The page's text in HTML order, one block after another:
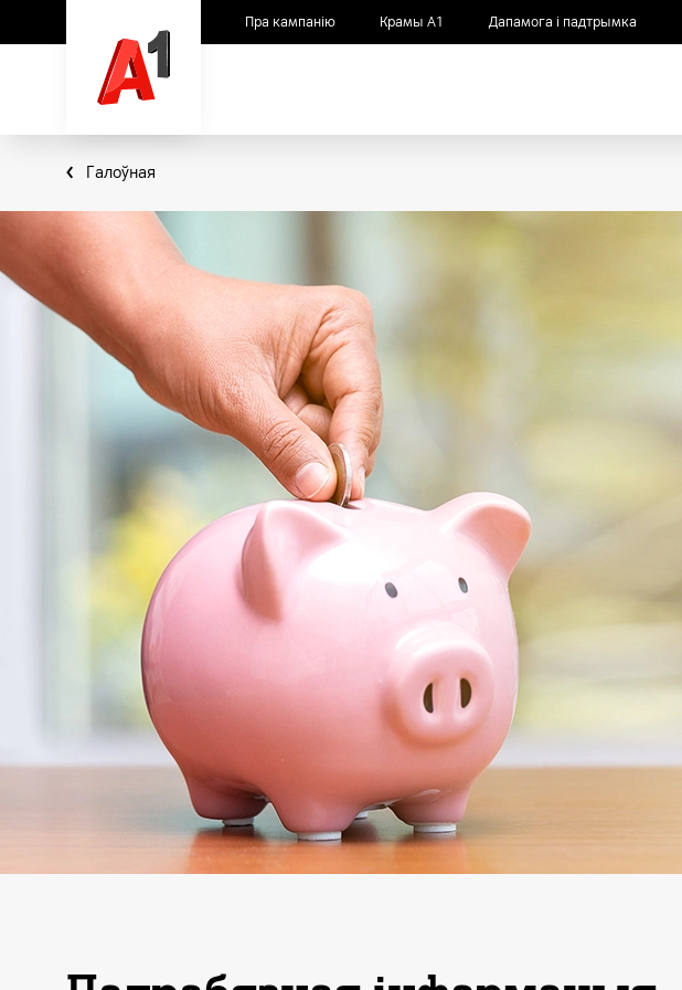
Пра кампанію Крамы А1 Дапамога і падтрымка
Галоўная